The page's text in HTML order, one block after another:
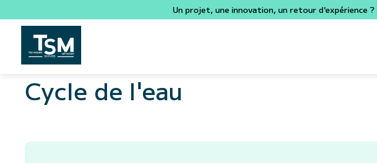
Un projet, une innovation, un retour d'expérience ?
Cycle de l'eau